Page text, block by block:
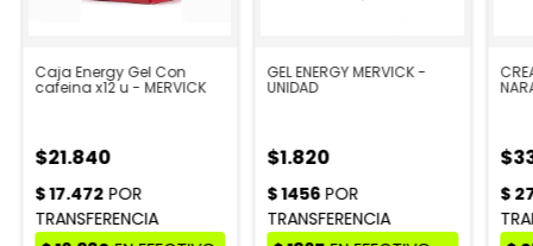
Caja Energy Gel Con
cafeina x12 u - MERVICK
$21.840
GEL ENERGY MERVICK -
UNIDAD
$1.820